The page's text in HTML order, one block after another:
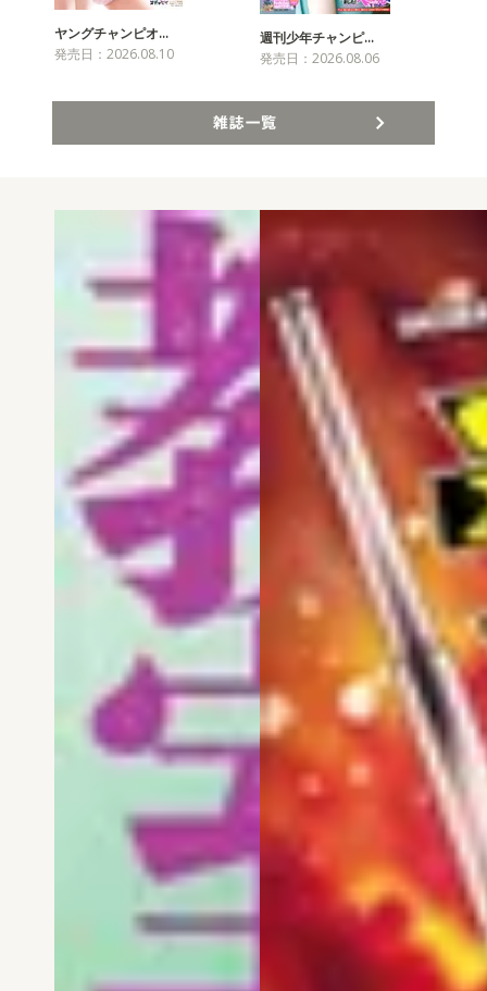
ヤングチャンピオ…
発売日：2026.08.10
週刊少年チャンピ…
発売日：2026.08.06